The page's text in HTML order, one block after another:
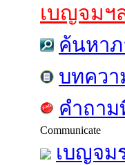
เบญจมฯ
ค้นหาภ
บทควา
คำถา
Communicate
เบญจม